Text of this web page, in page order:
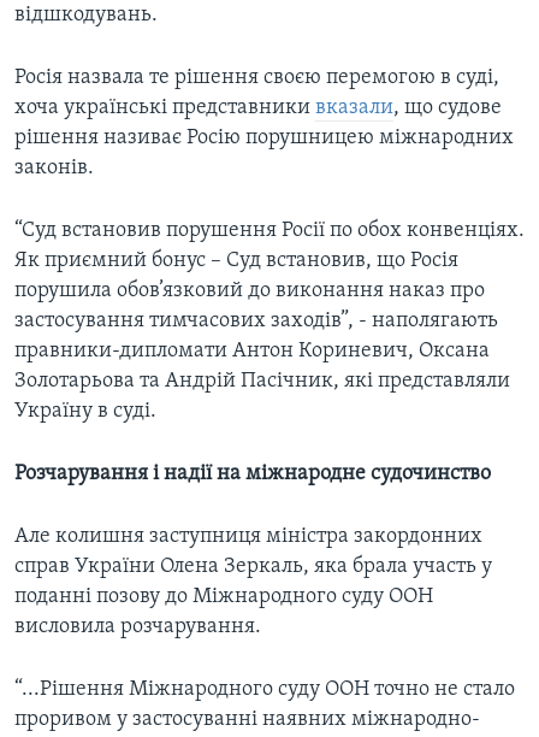
відшкодувань.
Росія назвала те рішення своєю перемогою в суді,
хоча українські представники вказали, що судове
рішення називає Росію порушницею міжнародних
законів.
“Суд встановив порушення Росії по обох конвенціях.
Як приємний бонус – Суд встановив, що Росія
порушила обов’язковий до виконання наказ про
застосування тимчасових заходів”, - наполягають
правники-дипломати Антон Кориневич, Оксана
Золотарьова та Андрій Пасічник, які представляли
Україну в суді.
Розчарування і надії на міжнародне судочинство
Але колишня заступниця міністра закордонних
справ України Олена Зеркаль, яка брала участь у
поданні позову до Міжнародного суду ООН
висловила розчарування.
“...Рішення Міжнародного суду ООН точно не стало
проривом у застосуванні наявних міжнародно-